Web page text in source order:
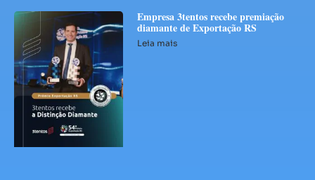
Empresa 3tentos recebe premiação
diamante de Exportação RS
Leia mais